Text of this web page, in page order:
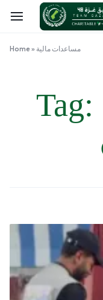
Home» مساعدات مالية
Tag: